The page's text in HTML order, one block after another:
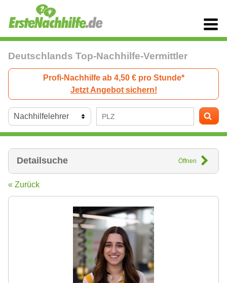
Deutschlands Top-Nachhilfe-Vermittler
Profi-Nachhilfe ab 4,50 € pro Stunde*
Jetzt Angebot sichern!
Detailsuche Öffnen
« Zurück